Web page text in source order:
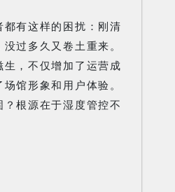
都有这样的困扰：刚清
过多久又卷土重来。
生，不仅增加了运营成
馆形象和用户体验。
根源在于湿度管控不